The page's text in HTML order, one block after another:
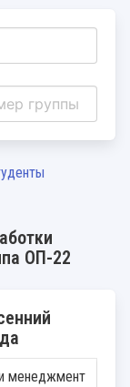
ОП-22
менеджмент